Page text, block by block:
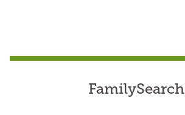
FamilySearch